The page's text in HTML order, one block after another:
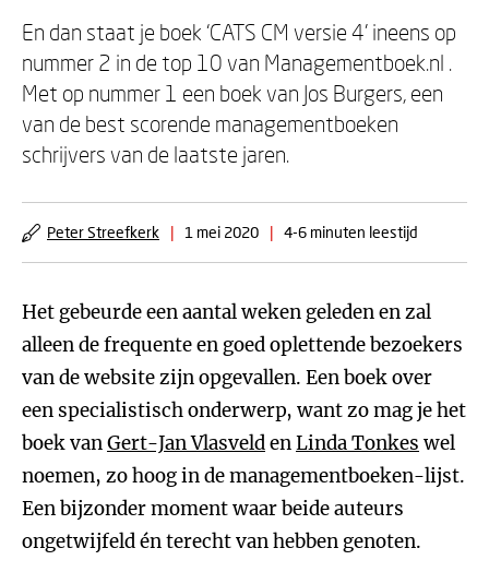
En dan staat je boek ‘CATS CM versie 4' ineens op
nummer 2 in de top 10 van Managementboek.nl .
Met op nummer 1 een boek van Jos Burgers, een
van de best scorende managementboeken
schrijvers van de laatste jaren.
Peter Streefkerk | 1 mei 2020 | 4-6 minuten leestijd
Het gebeurde een aantal weken geleden en zal
alleen de frequente en goed oplettende bezoekers
van de website zijn opgevallen. Een boek over
een specialistisch onderwerp, want zo mag je het
boek vanGert-Jan VlasveldenLinda Tonkes wel
noemen, zo hoog in de managementboeken-lijst.
Een bijzonder moment waar beide auteurs
ongetwijfeld én terecht van hebben genoten.